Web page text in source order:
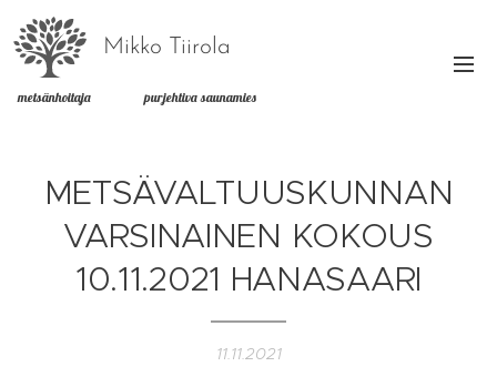
Mikko Tiirola
metsänhoitaja purjehtiva saunamies
METSÄVALTUUSKUNNAN
VARSINAINEN KOKOUS
10.11.2021 HANASAARI
11.11.2021